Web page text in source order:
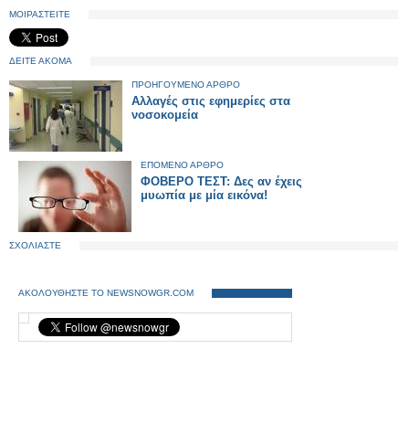
ΜΟΙΡΑΣΤΕΙΤΕ
ΔΕΙΤΕ ΑΚΟΜΑ
ΠΡΟΗΓΟΥΜΕΝΟ ΑΡΘΡΟ
Αλλαγές στις εφημερίες στα
νοσοκομεία
ΕΠΟΜΕΝΟ ΑΡΘΡΟ
ΦΟΒΕΡΟ ΤΕΣΤ: Δες αν έχεις
μυωπία με μία εικόνα!
ΣΧΟΛΙΑΣΤΕ
ΑΚΟΛΟΥΘΗΣΤΕ ΤΟ NEWSNOWGR.COM